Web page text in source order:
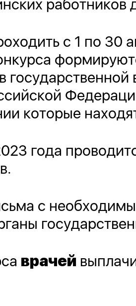
работников
с 1 по 30
которые
года
с
врачей